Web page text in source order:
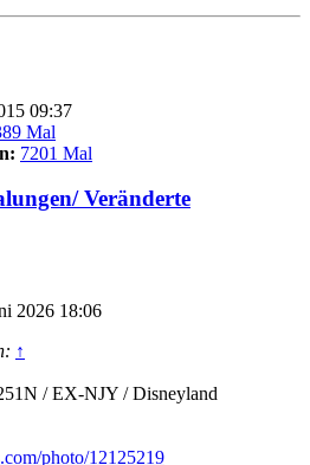
09:37
Mal
7201 Mal
Veränderte
2026 18:06
↑
/ EX-NJY / Disneyland
photo/12125219